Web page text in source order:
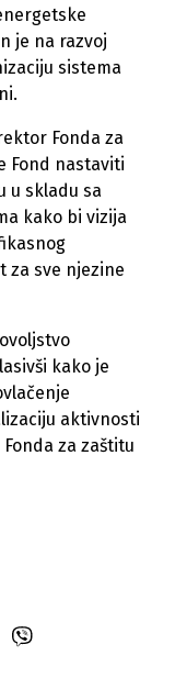
je na razvoj
sistema
Fonda za
Fond nastaviti
u skladu sa
kako bi vizija
za sve njezine
kako je
aktivnosti
za zaštitu